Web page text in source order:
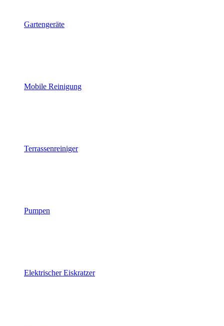
Gartengeräte
Mobile Reinigung
Terrassenreiniger
Pumpen
Elektrischer Eiskratzer